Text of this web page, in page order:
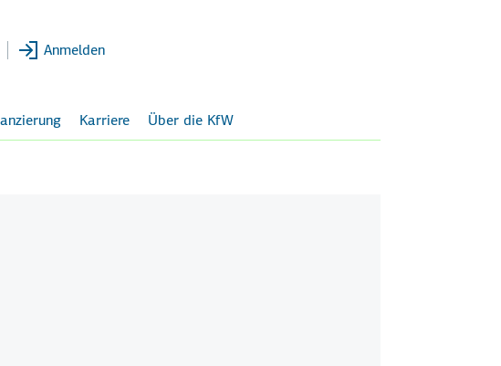
Anmelden
Karriere Über die KfW